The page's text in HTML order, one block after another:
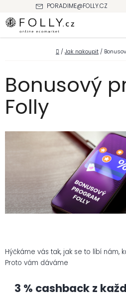
obsah
PORADIME@FOLLY.CZ
Domů
/Jak nakoupit /
Bonusový
Folly
Hýčkáme vás tak, jak se to líbí nám,
Proto vám dáváme
3 % cashback z